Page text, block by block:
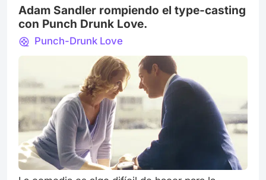
pensándolo bien. En fin, mi vida con mi familia,
que bási
Adam Sandler rompiendo el type-casting
con Punch Drunk Love.
Punch-Drunk Love